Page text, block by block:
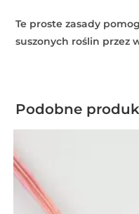
Te proste zasady
suszonych roślin przez
Podobne